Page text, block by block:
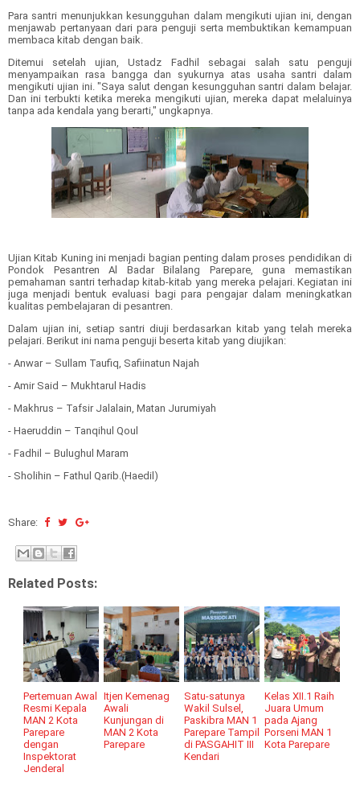
Para santri menunjukkan kesungguhan dalam mengikuti ujian ini, dengan
menjawab pertanyaan dari para penguji serta membuktikan kemampuan
membaca kitab dengan baik.
Ditemui setelah ujian, Ustadz Fadhil sebagai salah satu penguji
menyampaikan rasa bangga dan syukurnya atas usaha santri dalam
mengikuti ujian ini. "Saya salut dengan kesungguhan santri dalam belajar.
Dan ini terbukti ketika mereka mengikuti ujian, mereka dapat melaluinya
tanpa ada kendala yang berarti," ungkapnya.
Ujian Kitab Kuning ini menjadi bagian penting dalam proses pendidikan di
Pondok Pesantren Al Badar Bilalang Parepare, guna memastikan
pemahaman santri terhadap kitab-kitab yang mereka pelajari. Kegiatan ini
juga menjadi bentuk evaluasi bagi para pengajar dalam meningkatkan
kualitas pembelajaran di pesantren.
Dalam ujian ini, setiap santri diuji berdasarkan kitab yang telah mereka
pelajari. Berikut ini nama penguji beserta kitab yang diujikan:
- Anwar – Sullam Taufiq, Safiinatun Najah
- Amir Said – Mukhtarul Hadis
- Makhrus – Tafsir Jalalain, Matan Jurumiyah
- Haeruddin – Tanqihul Qoul
- Fadhil – Bulughul Maram
- Sholihin – Fathul Qarib.(Haedil)
Share:
Related Posts:
Pertemuan Awal
Resmi Kepala
MAN 2 Kota
Parepare
dengan
Inspektorat
Jenderal
Itjen Kemenag
Awali
Kunjungan di
MAN 2 Kota
Parepare
Satu-satunya
Wakil Sulsel,
Paskibra MAN 1
Parepare Tampil
di PASGAHIT III
Kendari
Kelas XII.1 Raih
Juara Umum
pada Ajang
Porseni MAN 1
Kota Parepare